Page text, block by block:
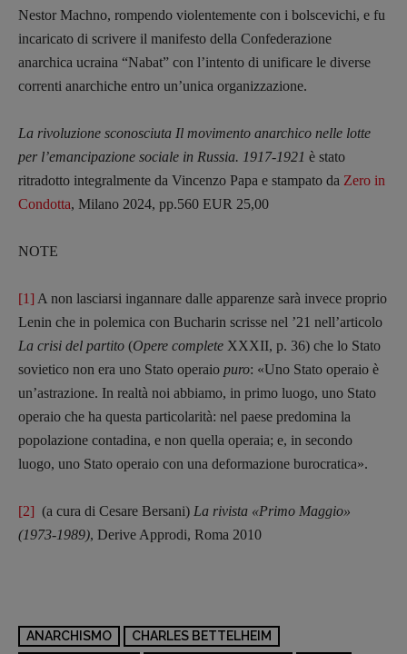
Nestor Machno, rompendo violentemente con i bolscevichi, e fu
incaricato di scrivere il manifesto della Confederazione
anarchica ucraina “Nabat” con l’intento di unificare le diverse
correnti anarchiche entro un’unica organizzazione.
La rivoluzione sconosciuta Il movimento anarchico nelle lotte
per l’emancipazione sociale in Russia. 1917-1921 è stato
ritradotto integralmente da Vincenzo Papa e stampato da Zero in
Condotta, Milano 2024, pp.560 EUR 25,00
NOTE
[1] A non lasciarsi ingannare dalle apparenze sarà invece proprio
Lenin che in polemica con Bucharin scrisse nel ’21 nell’articolo
La crisi del partito (Opere complete XXXII, p. 36) che lo Stato
sovietico non era uno Stato operaio puro: «Uno Stato operaio è
un’astrazione. In realtà noi abbiamo, in primo luogo, uno Stato
operaio che ha questa particolarità: nel paese predomina la
popolazione contadina, e non quella operaia; e, in secondo
luogo, uno Stato operaio con una deformazione burocratica».
[2] (a cura di Cesare Bersani) La rivista «Primo Maggio»
(1973-1989), Derive Approdi, Roma 2010
ANARCHISMO
CHARLES BETTELHEIM